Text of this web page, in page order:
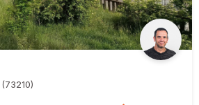
(73210)